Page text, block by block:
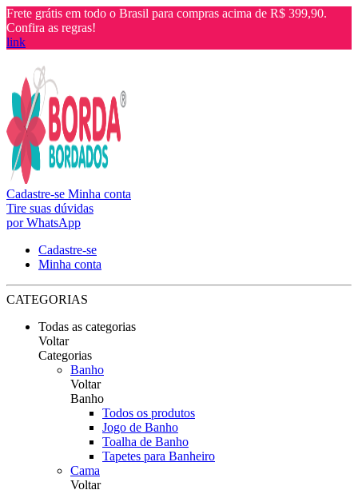
Frete grátis em todo o Brasil para compras acima de R$ 399,90.
Confira as regras!
link
Cadastre-se Minha conta
Tire suas dúvidas
por WhatsApp
Cadastre-se
Minha conta
CATEGORIAS
Todas as categorias
Voltar
Categorias
Banho
Voltar
Banho
Todos os produtos
Jogo de Banho
Toalha de Banho
Tapetes para Banheiro
Cama
Voltar